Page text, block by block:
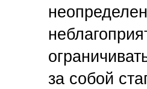
за собой